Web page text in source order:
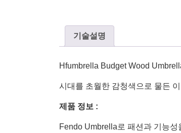
기술설명
Hfumbrella Budget Wood
시대를 초월한 감청색으로 물든
제품 정보 :
Fendo Umbrella로 패션과 기능성